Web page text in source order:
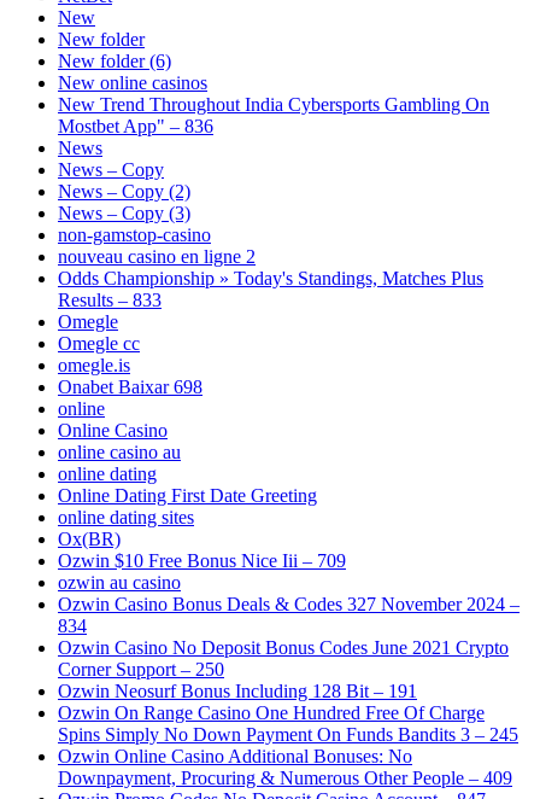
New
New folder
New folder (6)
New online casinos
New Trend Throughout India Cybersports Gambling On
Mostbet App" – 836
News
News – Copy
News – Copy (2)
News – Copy (3)
non-gamstop-casino
nouveau casino en ligne 2
Odds Championship » Today's Standings, Matches Plus
Results – 833
Omegle
Omegle cc
omegle.is
Onabet Baixar 698
online
Online Casino
online casino au
online dating
Online Dating First Date Greeting
online dating sites
Ox(BR)
Ozwin $10 Free Bonus Nice Iii – 709
ozwin au casino
Ozwin Casino Bonus Deals & Codes 327 November 2024 –
834
Ozwin Casino No Deposit Bonus Codes June 2021 Crypto
Corner Support – 250
Ozwin Neosurf Bonus Including 128 Bit – 191
Ozwin On Range Casino One Hundred Free Of Charge
Spins Simply No Down Payment On Funds Bandits 3 – 245
Ozwin Online Casino Additional Bonuses: No
Downpayment, Procuring & Numerous Other People – 409